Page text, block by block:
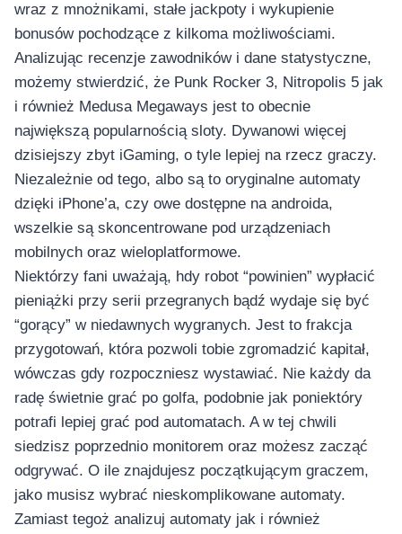
wraz z mnożnikami, stałe jackpoty i wykupienie
bonusów pochodzące z kilkoma możliwościami.
Analizując recenzje zawodników i dane statystyczne,
możemy stwierdzić, że Punk Rocker 3, Nitropolis 5 jak
i również Medusa Megaways jest to obecnie
największą popularnością sloty. Dywanowi więcej
dzisiejszy zbyt iGaming, o tyle lepiej na rzecz graczy.
Niezależnie od tego, albo są to oryginalne automaty
dzięki iPhone’a, czy owe dostępne na androida,
wszelkie są skoncentrowane pod urządzeniach
mobilnych oraz wieloplatformowe.
Niektórzy fani uważają, hdy robot “powinien” wypłacić
pieniążki przy serii przegranych bądź wydaje się być
“gorący” w niedawnych wygranych. Jest to frakcja
przygotowań, która pozwoli tobie zgromadzić kapitał,
wówczas gdy rozpoczniesz wystawiać. Nie każdy da
radę świetnie grać po golfa, podobnie jak poniektóry
potrafi lepiej grać pod automatach. A w tej chwili
siedzisz poprzednio monitorem oraz możesz zacząć
odgrywać. O ile znajdujesz początkującym graczem,
jako musisz wybrać nieskomplikowane automaty.
Zamiast tegoż analizuj automaty jak i również